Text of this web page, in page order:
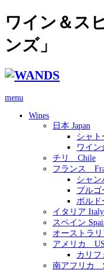
ワイン＆ス
ンズ」
menu
Wines
日本 Japan
シャト
ワイン
チリ Chile
フランス
シャン
ブルゴ
ボルド
イタリア Italy
スペイン
オーストラ
アメリカ
カリフ
南アフリカ